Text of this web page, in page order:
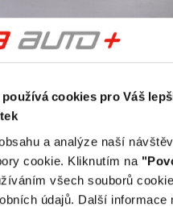
cookies pro Váš
a analýze naší
cookie. Kliknutím na
všech souborů
údajů. Další informace
Výkon
Manuální
DPH